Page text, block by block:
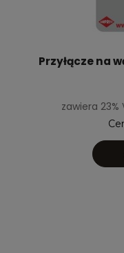
Przyłącze na
zawiera